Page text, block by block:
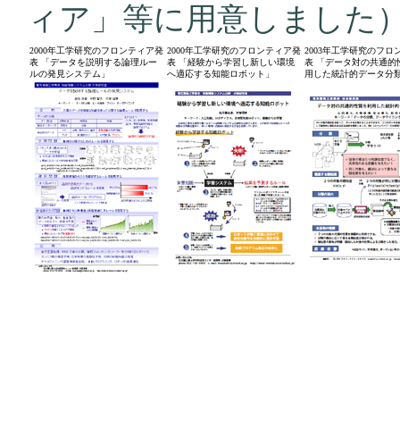
ィア」等に用意しました
2000年工学研究のフロンティア発
表 「データを説明する論理ルー
ルの発見システム」
2000年工学研究のフロンティア発
表 「経験から学習し新しい環境
へ適応する知能ロボット」
2003年工学研究のフロ
表 「データ対の共通的
用した統計的データ分